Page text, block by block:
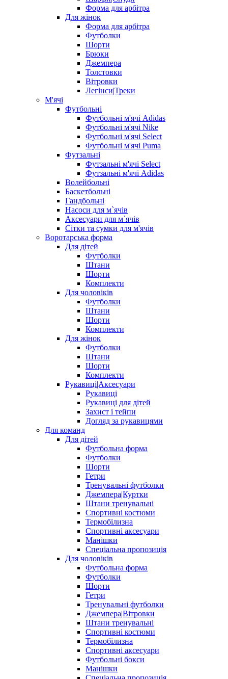
Форма для арбітра
Для жінок
Форма для арбітра
Футболки
Шорти
Брюки
Джемпера
Толстовки
Вітровки
Легінси|Треки
М'ячі
Футбольні
Футбольні м'ячі Adidas
Футбольні м'ячі Nike
Футбольні м'ячі Select
Футбольні м'ячі Puma
Футзальні
Футзальні м'ячі Select
Футзальні м'ячі Adidas
Волейбольні
Баскетбольні
Гандбольні
Насоси для м`ячів
Аксесуари для м`ячів
Сітки та сумки для м'ячів
Воротарська форма
Для дітей
Футболки
Штани
Шорти
Комплекти
Для чоловіків
Футболки
Штани
Шорти
Комплекти
Для жінок
Футболки
Штани
Шорти
Комплекти
Рукавиці|Аксесуари
Рукавиці
Рукавиці для дітей
Захист і тейпи
Догляд за рукавицями
Для команд
Для дітей
Футбольна форма
Футболки
Шорти
Гетри
Тренувальні футболки
Джемпера|Куртки
Штани тренувальні
Спортивні костюми
Термобілизна
Спортивні аксесуари
Манішки
Спеціальна пропозиція
Для чоловіків
Футбольна форма
Футболки
Шорти
Гетри
Тренувальні футболки
Джемпера|Вітровки
Штани тренувальні
Спортивні костюми
Термобілизна
Спортивні аксесуари
Футбольні бокси
Манішки